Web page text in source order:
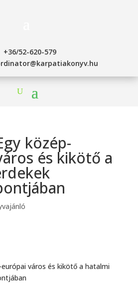
+36/52-620-579
közép-
és kikötő a
város és kikötő a hatalmi